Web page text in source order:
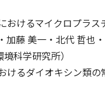
おけるマイクロプラス
藤 美一・北代 哲也
科学研究所）
けるダイオキシン類